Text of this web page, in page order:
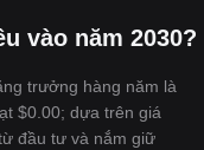
vào năm 2030?
trưởng hàng năm là
$0.00; dựa trên giá
đầu tư và nắm giữ